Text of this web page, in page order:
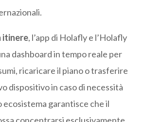
itinere, l’app di Holafly e l’Holafly
dashboard in tempo reale per
ricaricare il piano o trasferire
dispositivo in caso di necessità
garantisce che il